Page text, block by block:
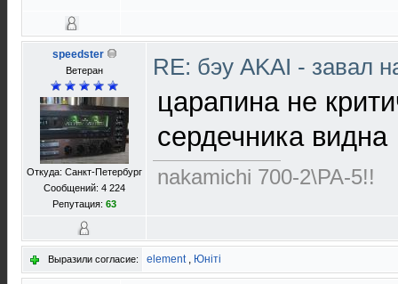
speedster
Ветеран
Откуда: Санкт-Петербург
Сообщений: 4 224
Репутация: 63
RE: бэу AKAI - завал
царапина не
сердечника видна
nakamichi 700-2\PA-5!!
Выразили согласие: element, Юнiтi